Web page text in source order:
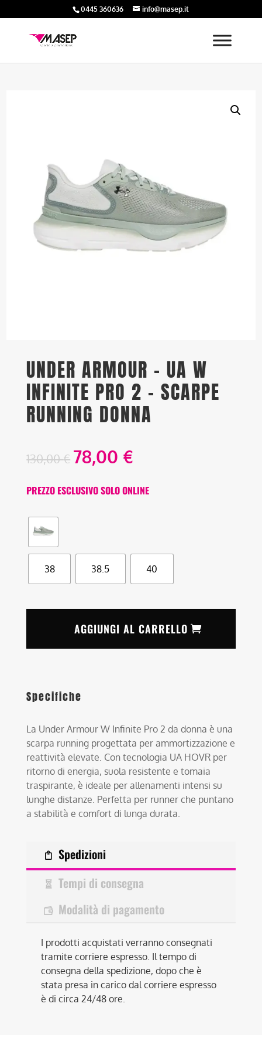
0445 360636 info@masep.it
UNDER ARMOUR – UA W
INFINITE PRO 2 – SCARPE
RUNNING DONNA
130,00€ 78,00 €
PREZZO ESCLUSIVO SOLO ONLINE
38 38.5 40
AGGIUNGI AL CARRELLO
Specifiche
La Under Armour W Infinite Pro 2 da donna è una
scarpa running progettata per ammortizzazione e
reattività elevate. Con tecnologia UA HOVR per
ritorno di energia, suola resistente e tomaia
traspirante, è ideale per allenamenti intensi su
lunghe distanze. Perfetta per runner che puntano
a stabilità e comfort di lunga durata.
Spedizioni
Tempi di consegna
Modalità di pagamento
I prodotti acquistati verranno consegnati
tramite corriere espresso. Il tempo di
consegna della spedizione, dopo che è
stata presa in carico dal corriere espresso
è di circa 24/48 ore.